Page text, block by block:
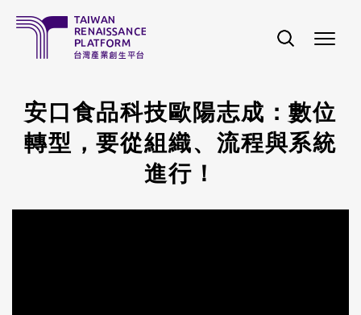
安口食品科技歐陽志成：數位
轉型，要從組織、流程與系統
進行！